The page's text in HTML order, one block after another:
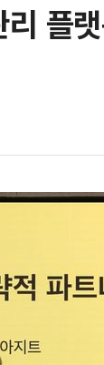
플
1